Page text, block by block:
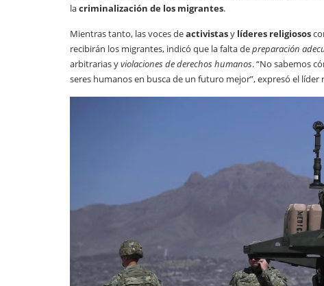
lacriminalización de los migrantes.
Mientras tanto, las voces deactivistasy líderes religiosos
recibirán los migrantes, indicó que la falta depreparación
arbitrarias yviolaciones de derechos humanos. “No sabemos
seres humanos en busca de un futuro mejor”, expresó el líder